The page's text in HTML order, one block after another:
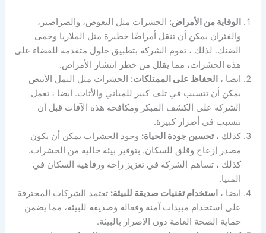
الوقاية من الأمراض: الحشرات مثل البعوض، والصراصير،
والفئران يمكن أن تنقل أمراضًا خطيرة مثل الملاريا وحمى
الضنك. لذلك ، تقوم الشركة بتطبيق حلول متقدمة للقضاء على
هذه الحشرات، مما يقلل من خطر انتشار الأمراض.
ايضا ، الحفاظ على الممتلكات: الحشرات مثل النمل الأبيض
يمكن أن تتسبب في تلف كبير للمباني والأثاث. ايضا ، تعمل
الشركة على الكشف المبكر ومكافحة هذه الآفات قبل أن
تتسبب في أضرار كبيرة.
كذلك ،تحسين جودة الحياة: وجود الحشرات يمكن أن يكون
مصدر إزعاج وقلق للسكان. بتوفير بيئة خالية من الحشرات.
كذلك ، تساهم الشركة في تعزيز راحة ورفاهية السكان في
المنيا.
ايضا ، استخدام تقنيات صديقة للبيئة: تعتمد الشركات المحترفة
على استخدام مبيدات آمنة وفعالة وصديقة للبيئة، مما يضمن
حماية الصحة العامة دون الإضرار بالبيئة.